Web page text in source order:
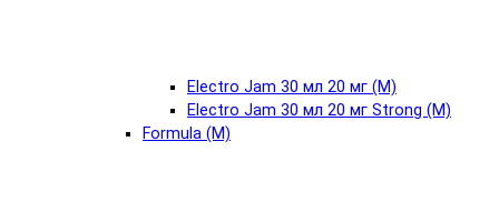
Electro Jam 30 мл 20 мг (М)
Electro Jam 30 мл 20 мг Strong (М)
Formula (М)